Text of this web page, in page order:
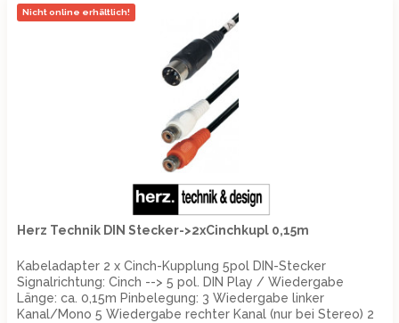
Nicht online erhältlich!
Herz Technik DIN Stecker->2xCinchkupl 0,15m
Kabeladapter 2 x Cinch-Kupplung 5pol DIN-Stecker
Signalrichtung: Cinch --> 5 pol. DIN Play / Wiedergabe
Länge: ca. 0,15m Pinbelegung: 3 Wiedergabe linker
Kanal/Mono 5 Wiedergabe rechter Kanal (nur bei Stereo) 2